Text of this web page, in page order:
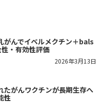
がんでイベルメクチン＋bals
・有効性評価
2026年3月13日
たがんワクチンが長期生存へ
性